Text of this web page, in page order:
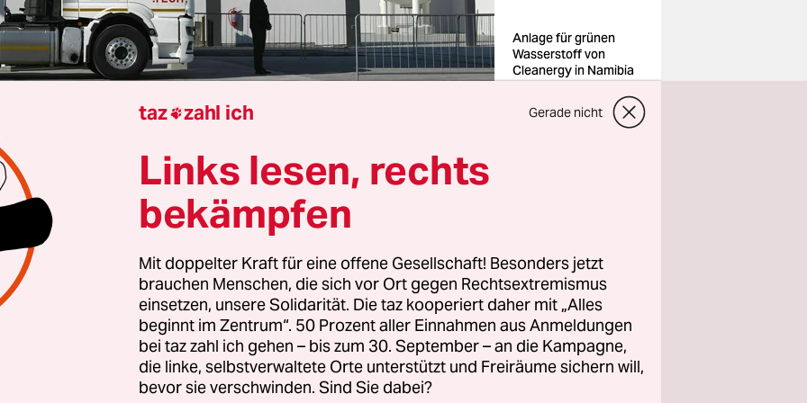
Anlage für grünen
Wasserstoff von
Cleanergy in Namibia
Foto: Philip
Energiekonzern RWE hat sich aus einem geplanten
Wasserstoff“ in Namibiazurückgezogen. Das
Unternehmen auf Anfrage der Deutschen Presse-
Nachfrage nach Wasserstoff sowie nach Wasserstoff-
Ammoniak entwickelt sich in Europa langsamer als
ein Sprecher. Bereits Ende vergangenen Jahres seien
Projekte überprüft worden, darunter auch das
gilt als Alternative zu fossilen Energieträgern und damit
taz zahl ich Gerade nicht
Links lesen, rechts
bekämpfen
Mit doppelter Kraft für eine offene Gesellschaft! Besonders jetzt
brauchen Menschen, die sich vor Ort gegen Rechtsextremismus
einsetzen, unsere Solidarität. Die taz kooperiert daher mit „Alles
beginnt im Zentrum“. 50 Prozent aller Einnahmen aus Anmeldungen
bei taz zahl ich gehen – bis zum 30. September – an die Kampagne,
die linke, selbstverwaltete Orte unterstützt und Freiräume sichern will,
bevor sie verschwinden. Sind Sie dabei?